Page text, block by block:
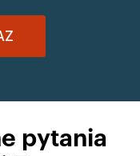
pytania